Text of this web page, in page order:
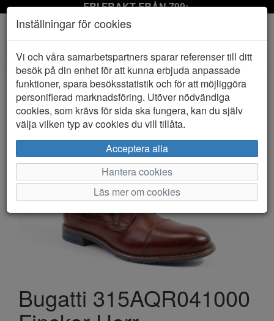
FRI FRAKT FRÅN 799:-
Toggle
navigation
HEM BUGATTI
Bugatti 315AQR041000
Inställningar för cookies
Vi och våra samarbetspartners sparar referenser till ditt
besök på din enhet för att kunna erbjuda anpassade
funktioner, spara besöksstatistik och för att möjliggöra
personifierad marknadsföring. Utöver nödvändiga
cookies, som krävs för sida ska fungera, kan du själv
välja vilken typ av cookies du vill tillåta.
Acceptera alla
Hantera cookies
Läs mer om cookies